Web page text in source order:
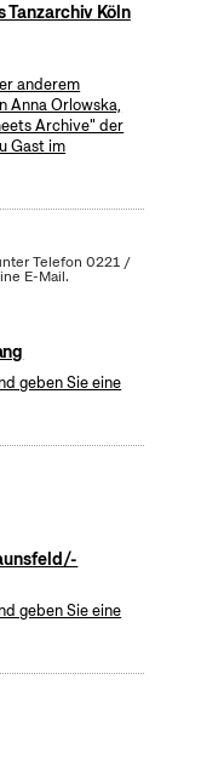
Tanzarchiv Köln
anderem
Anna Orlowska,
Archive" der
Gast im
Telefon 0221 /
E-Mail.
geben Sie eine
geben Sie eine